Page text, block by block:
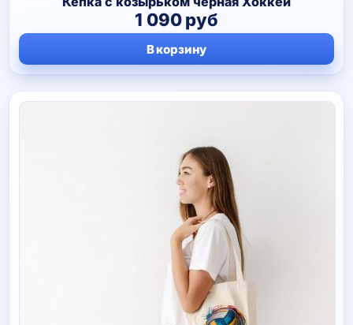
1 090руб
В корзину